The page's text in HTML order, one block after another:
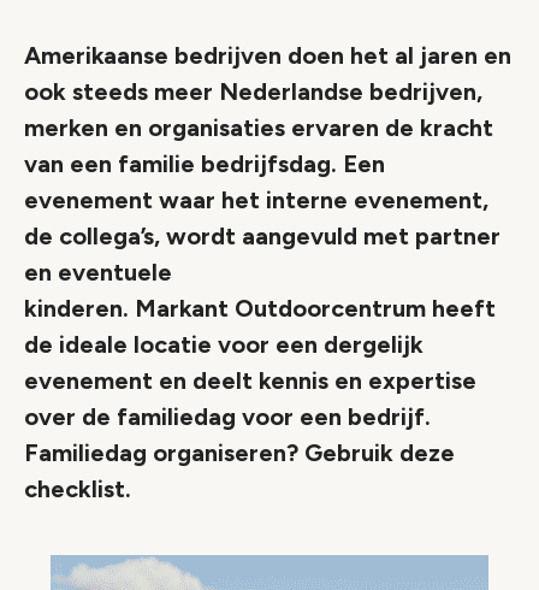
Amerikaanse bedrijven doen het al jaren en
ook steeds meer Nederlandse bedrijven,
merken en organisaties ervaren de kracht
van een familie bedrijfsdag. Een
evenement waar het interne evenement,
de collega’s, wordt aangevuld met partner
en eventuele
kinderen. Markant Outdoorcentrum heeft
de ideale locatie voor een dergelijk
evenement en deelt kennis en expertise
over de familiedag voor een bedrijf.
Familiedag organiseren? Gebruik deze
checklist.